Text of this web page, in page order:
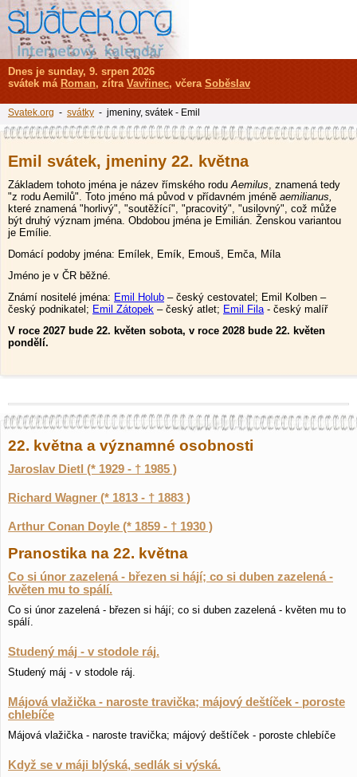
Emil svátek, jmeniny 22. května
Základem tohoto jména je název římského roduAemilus, znamená tedy
"z rodu Aemilů". Toto jméno má původ v přídavném jméně aemilianus,
které znamená "horlivý", "soutěžící", "pracovitý", "usilovný", což může
být druhý význam jména. Obdobou jména je Emilián. Ženskou variantou
je Emílie.
Domácí podoby jména: Emílek, Emík, Emouš, Emča, Míla
Jméno je v ČR běžné.
Známí nositelé jména: Emil Holub – český cestovatel; Emil Kolben –
český podnikatel; Emil Zátopek – český atlet; Emil Fila- český malíř
V roce 2027 bude 22. květen sobota, v roce 2028 bude 22. květen
pondělí.
22. května a významné osobnosti
Jaroslav Dietl (* 1929 - † 1985 )
Richard Wagner (* 1813 - † 1883 )
Arthur Conan Doyle (* 1859 - † 1930 )
Pranostika na 22. května
Co si únor zazelená - březen si hájí; co si duben zazelená -
květen mu to spálí.
Co si únor zazelená - březen si hájí; co si duben zazelená - květen mu to
spálí.
Studený máj - v stodole ráj.
Studený máj - v stodole ráj.
Májová vlažička - naroste travička; májový deštíček - poroste
chlebíče
Májová vlažička - naroste travička; májový deštíček - poroste chlebíče
Když se v máji blýská, sedlák si výská.
Dnes je sunday, 9. srpen 2026
svátek má Roman, zítra Vavřinec, včera Soběslav
Svatek.org - svátky - jmeniny, svátek - Emil